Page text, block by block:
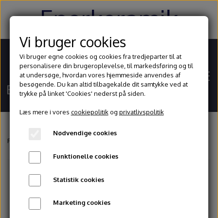
Enerkeramik
Blog
Forside
Vi bruger cookies
Vi bruger egne cookies og cookies fra tredjeparter til at
personalisere din brugeroplevelse, til markedsføring og til
at undersøge, hvordan vores hjemmeside anvendes af
besøgende. Du kan altid tilbagekalde dit samtykke ved at
trykke på linket 'Cookies' nederst på siden.
Læs mere i vores cookiepolitik og privatlivspolitik
Nødvendige cookies
Funktionelle cookies
Statistik cookies
Marketing cookies